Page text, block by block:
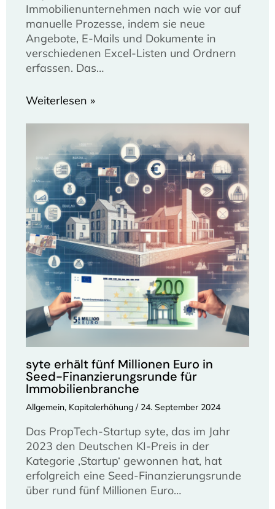
Immobilienunternehmen nach wie vor auf
manuelle Prozesse, indem sie neue
Angebote, E-Mails und Dokumente in
verschiedenen Excel-Listen und Ordnern
erfassen. Das…
Weiterlesen »
syte erhält fünf Millionen Euro in
Seed-Finanzierungsrunde für
Immobilienbranche
Allgemein, Kapitalerhöhung/ 24. September 2024
Das PropTech-Startup syte, das im Jahr
2023 den Deutschen KI-Preis in der
Kategorie ‚Startup‘ gewonnen hat, hat
erfolgreich eine Seed-Finanzierungsrunde
über rund fünf Millionen Euro…